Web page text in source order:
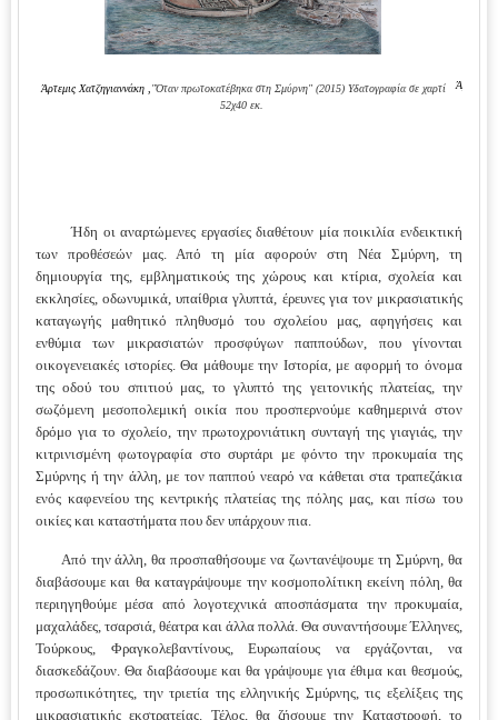
Άρτεμις Χατζηγιαννάκη ,
"Όταν πρωτοκατέβηκα στη Σμύρνη" (2015) Υδατογραφία σε χαρτί
52χ40 εκ.
Άρτεμις
Ήδη οι αναρτώμενες εργασίες διαθέτουν μία ποικιλία ενδεικτική
των προθέσεών μας. Από τη μία αφορούν στη Νέα Σμύρνη, τη
δημιουργία της, εμβληματικούς της χώρους και κτίρια, σχολεία και
εκκλησίες, οδωνυμικά, υπαίθρια γλυπτά, έρευνες για τον μικρασιατικής
καταγωγής μαθητικό πληθυσμό του σχολείου μας, αφηγήσεις και
ενθύμια των μικρασιατών προσφύγων παππούδων, που γίνονται
οικογενειακές ιστορίες. Θα μάθουμε την Ιστορία, με αφορμή το όνομα
της οδού του σπιτιού μας, το γλυπτό της γειτονικής πλατείας, την
σωζόμενη μεσοπολεμική οικία που προσπερνούμε καθημερινά στον
δρόμο για το σχολείο, την πρωτοχρονιάτικη συνταγή της γιαγιάς, την
κιτρινισμένη φωτογραφία στο συρτάρι με φόντο την προκυμαία της
Σμύρνης ή την άλλη, με τον παππού νεαρό να κάθεται στα τραπεζάκια
ενός καφενείου της κεντρικής πλατείας της πόλης μας, και πίσω του
οικίες και καταστήματα που δεν υπάρχουν πια.
Από την άλλη, θα προσπαθήσουμε να ζωντανέψουμε τη Σμύρνη, θα
διαβάσουμε και θα καταγράψουμε την κοσμοπολίτικη εκείνη πόλη, θα
περιηγηθούμε μέσα από λογοτεχνικά αποσπάσματα την προκυμαία,
μαχαλάδες, τσαρσιά, θέατρα και άλλα πολλά. Θα συναντήσουμε Έλληνες,
Τούρκους, Φραγκολεβαντίνους, Ευρωπαίους να εργάζονται, να
διασκεδάζουν. Θα διαβάσουμε και θα γράψουμε για έθιμα και θεσμούς,
προσωπικότητες, την τριετία της ελληνικής Σμύρνης, τις εξελίξεις της
μικρασιατικής εκστρατείας. Τέλος, θα ζήσουμε την Καταστροφή, το